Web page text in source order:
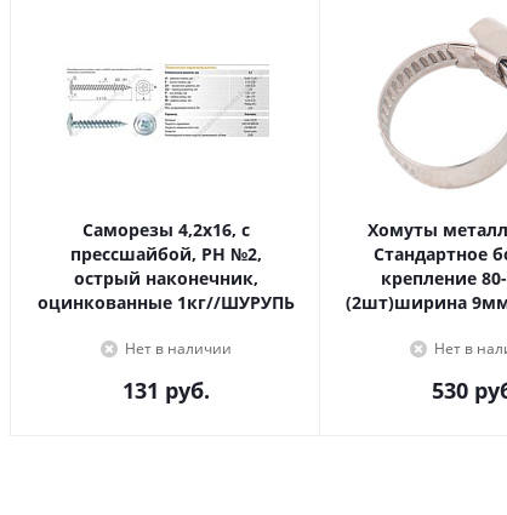
Саморезы 4,2х16, с
прессшайбой, PH №2,
острый наконечник,
оцинкованные 1кг//ШУРУПЬ
Нет в наличии
131 руб.
Хомуты
Стандартное
крепление
(2шт)ширина
Нет в
530